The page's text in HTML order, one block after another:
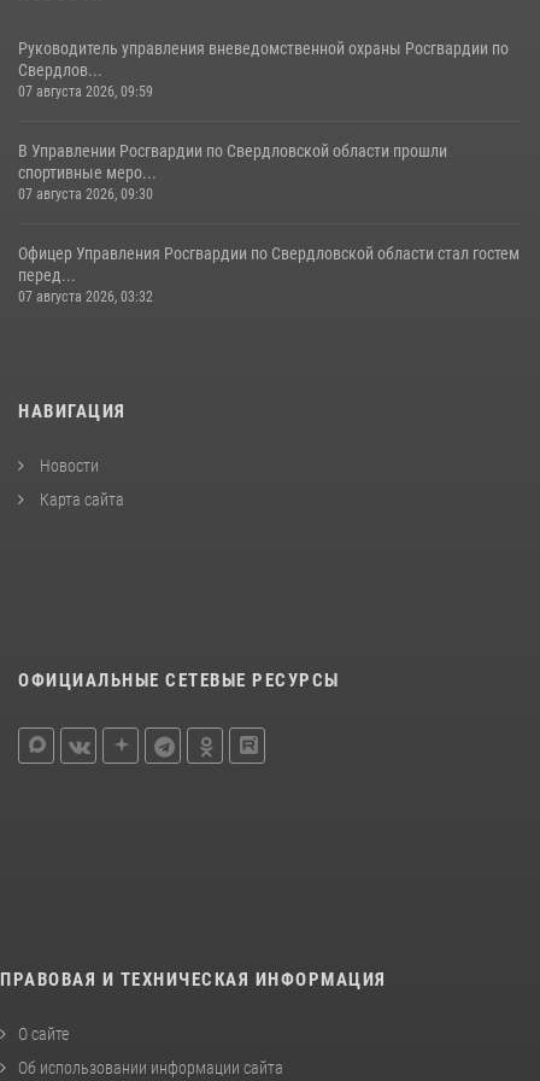
Руководитель управления вневедомственной охраны Росгвардии по
Свердлов...
07 августа 2026, 09:59
В Управлении Росгвардии по Свердловской области прошли
спортивные меро...
07 августа 2026, 09:30
Офицер Управления Росгвардии по Свердловской области стал гостем
перед...
07 августа 2026, 03:32
НАВИГАЦИЯ
Новости
Карта сайта
ОФИЦИАЛЬНЫЕ СЕТЕВЫЕ РЕСУРСЫ
ПРАВОВАЯ И ТЕХНИЧЕСКАЯ ИНФОРМАЦИЯ
О сайте
Об использовании информации сайта